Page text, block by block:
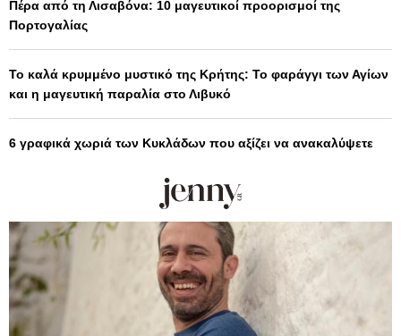
Πέρα από τη Λισαβόνα: 10 μαγευτικοί προορισμοί της
Πορτογαλίας
Το καλά κρυμμένο μυστικό της Κρήτης: Το φαράγγι των Αγίων
και η μαγευτική παραλία στο Λιβυκό
6 γραφικά χωριά των Κυκλάδων που αξίζει να ανακαλύψετε